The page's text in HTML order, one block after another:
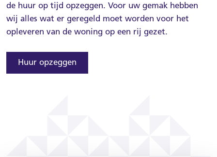
de huur op tijd opzeggen. Voor uw gemak hebben
wij alles wat er geregeld moet worden voor het
opleveren van de woning op een rij gezet.
Huur opzeggen